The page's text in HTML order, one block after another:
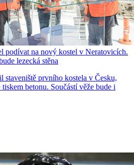
podívat na nový kostel v Neratovicích.
lezecká stěna
staveniště prvního kostela v Česku,
betonu. Součástí věže bude i